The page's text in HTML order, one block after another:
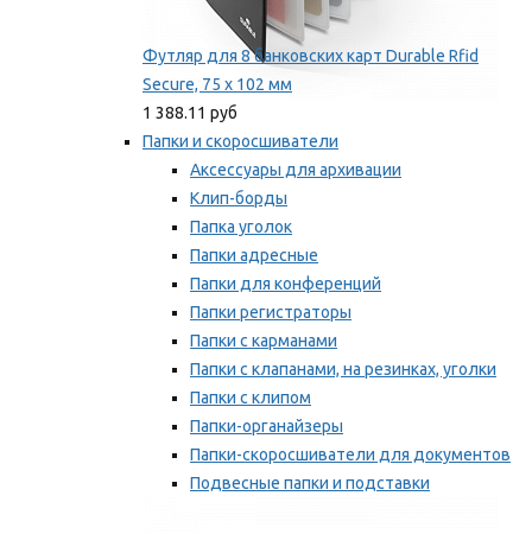
Футляр для 8 банковских карт Durable Rfid
Secure, 75 х 102 мм
1 388.11 руб
Папки и скоросшиватели
Аксессуары для архивации
Клип-борды
Папка уголок
Папки адресные
Папки для конференций
Папки регистраторы
Папки с карманами
Папки с клапанами, на резинках, уголки
Папки с клипом
Папки-органайзеры
Папки-скоросшиватели для документов
Подвесные папки и подставки